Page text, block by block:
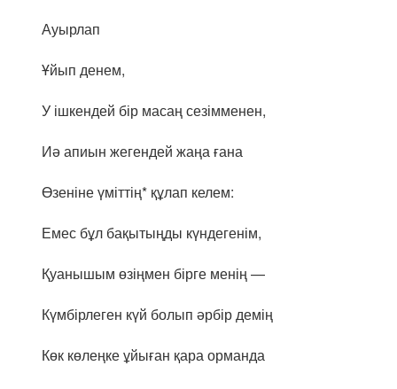
Ауырлап
Ұйып денем,
У ішкендей бір масаң сезімменен,
Иә апиын жегендей жаңа ғана
Өзеніне үміттің* құлап келем:
Емес бұл бақытыңды күндегенім,
Қуанышым өзіңмен бірге менің —
Күмбірлеген күй болып әрбір демің
Көк көлеңке ұйыған қара орманда